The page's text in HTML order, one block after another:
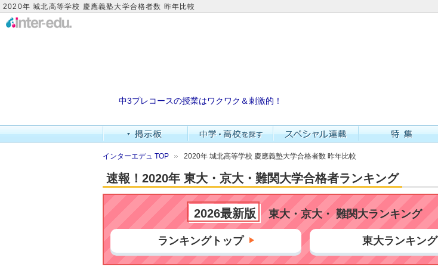
2020年 城北高等学校 慶應義塾大学合格者数 昨年比較
中3プレコースの授業はワクワク＆刺激的！
インターエデュ TOP 2020年 城北高等学校 慶應義塾大学合格者数 昨年比較
速報！2020年 東大・京大・難関大学合格者ランキング
2026最新版 東大・京大・ 難関大ランキング
ランキングトップ 東大ランキング